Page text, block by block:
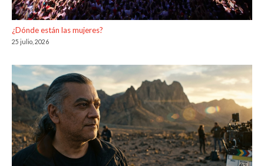
¿Dónde están las mujeres?
25 julio, 2026